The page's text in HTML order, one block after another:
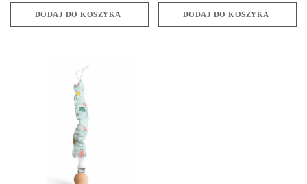
DODAJ DO KOSZYKA DODAJ DO KOSZYKA